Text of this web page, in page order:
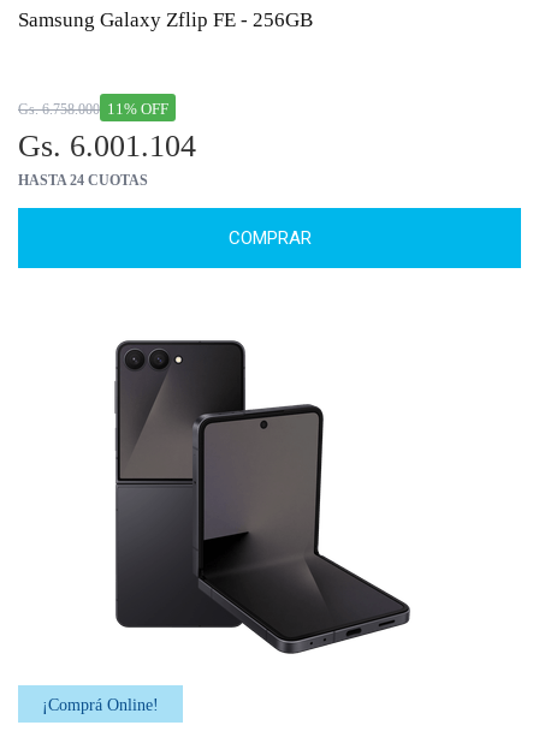
Samsung Galaxy Zflip FE - 256GB
11% OFF
Gs. 6.758.000
Gs. 6.001.104
HASTA 24 CUOTAS
COMPRAR
¡Comprá Online!